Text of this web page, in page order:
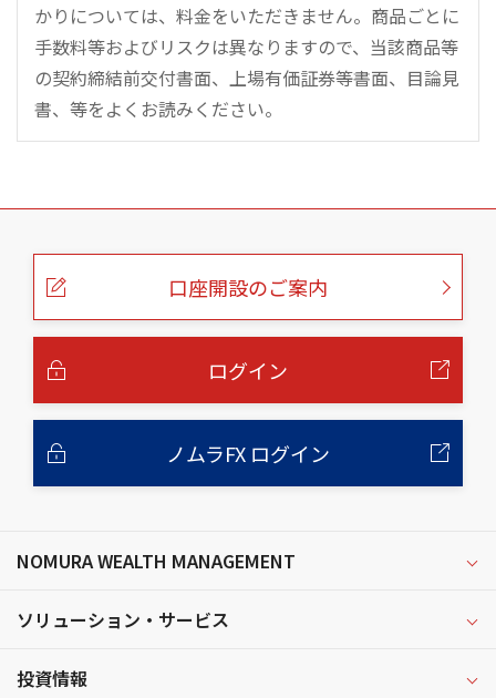
かりについては、料金をいただきません。商品ごとに
手数料等およびリスクは異なりますので、当該商品等
の契約締結前交付書面、上場有価証券等書面、目論見
書、等をよくお読みください。
こ
口座開設のご案内
ログイン
ノムラFX ログイン
NOMURA WEALTH MANAGEMENT
ソリューション・サービス
投資情報